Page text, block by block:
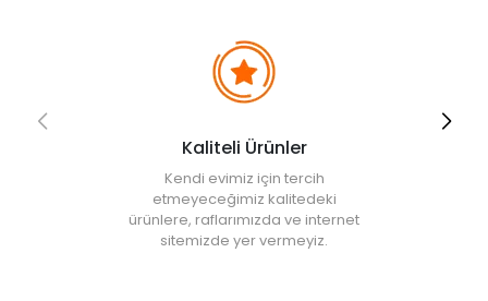
Kaliteli Ürünler
Kendi evimiz için tercih
etmeyeceğimiz kalitedeki
ürünlere, raflarımızda ve internet
sitemizde yer vermeyiz.